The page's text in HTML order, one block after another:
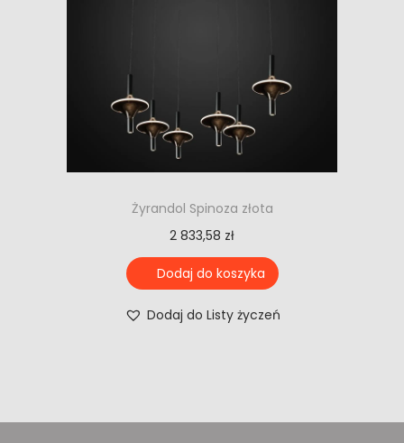
Żyrandol Spinoza złota
2 833,58 zł
Dodaj do koszyka
Dodaj do Listy życzeń